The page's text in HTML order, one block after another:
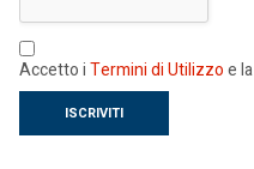
Accetto iTermini di Utilizzoe la